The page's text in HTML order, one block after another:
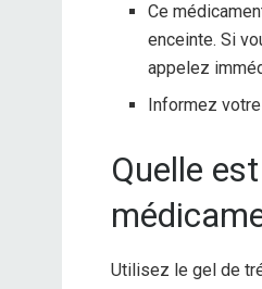
Ce
enceinte. Si
appelez
Informez
Quelle
Utilisez le gel de